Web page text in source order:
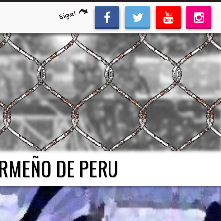
Siga!
DE PERU